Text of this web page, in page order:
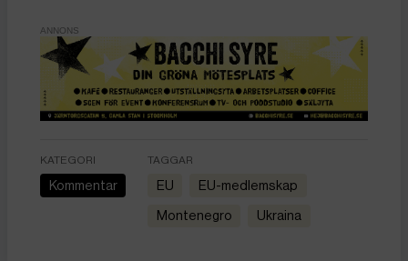
ANNONS
KATEGORI
Kommentar
TAGGAR
EU EU-medlemskap
Montenegro Ukraina